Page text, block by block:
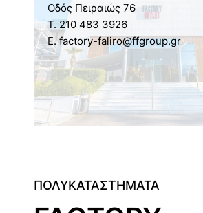
ΠΟΛΥΚΑΤΑΣΤΗΜΑΤΑ
Οδός Πειραιώς 76
Τ. 210 483 3926
E. factory-faliro@ffgroup.gr